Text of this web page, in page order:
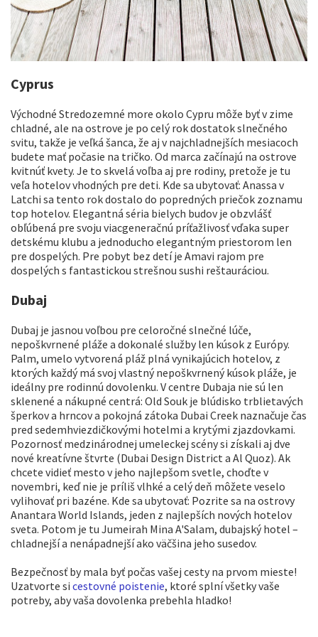
Cyprus
Východné Stredozemné more okolo Cypru môže byť v zime
chladné, ale na ostrove je po celý rok dostatok slnečného
svitu, takže je veľká šanca, že aj v najchladnejších mesiacoch
budete mať počasie na tričko. Od marca začínajú na ostrove
kvitnúť kvety. Je to skvelá voľba aj pre rodiny, pretože je tu
veľa hotelov vhodných pre deti. Kde sa ubytovať: Anassa v
Latchi sa tento rok dostalo do popredných priečok zoznamu
top hotelov. Elegantná séria bielych budov je obzvlášť
obľúbená pre svoju viacgeneračnú príťažlivosť vďaka super
detskému klubu a jednoducho elegantným priestorom len
pre dospelých. Pre pobyt bez detí je Amavi rajom pre
dospelých s fantastickou strešnou sushi reštauráciou.
Dubaj
Dubaj je jasnou voľbou pre celoročné slnečné lúče,
nepoškvrnené pláže a dokonalé služby len kúsok z Európy.
Palm, umelo vytvorená pláž plná vynikajúcich hotelov, z
ktorých každý má svoj vlastný nepoškvrnený kúsok pláže, je
ideálny pre rodinnú dovolenku. V centre Dubaja nie sú len
sklenené a nákupné centrá: Old Souk je blúdisko trblietavých
šperkov a hrncov a pokojná zátoka Dubai Creek naznačuje čas
pred sedemhviezdičkovými hotelmi a krytými zjazdovkami.
Pozornosť medzinárodnej umeleckej scény si získali aj dve
nové kreatívne štvrte (Dubai Design District a Al Quoz). Ak
chcete vidieť mesto v jeho najlepšom svetle, choďte v
novembri, keď nie je príliš vlhké a celý deň môžete veselo
vylihovať pri bazéne. Kde sa ubytovať: Pozrite sa na ostrovy
Anantara World Islands, jeden z najlepších nových hotelov
sveta. Potom je tu Jumeirah Mina A'Salam, dubajský hotel –
chladnejší a nenápadnejší ako väčšina jeho susedov.
Bezpečnosť by mala byť počas vašej cesty na prvom mieste!
Uzatvorte si cestovné poistenie, ktoré splní všetky vaše
potreby, aby vaša dovolenka prebehla hladko!​